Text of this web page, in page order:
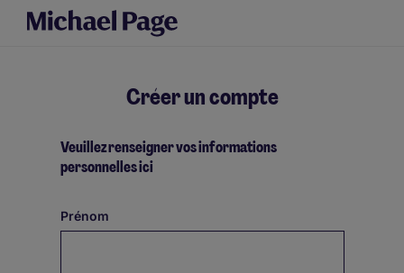
Créer un compte
Veuillez renseigner vos informations
personnelles ici
Prénom